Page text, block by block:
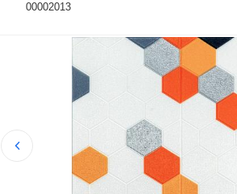
00002013